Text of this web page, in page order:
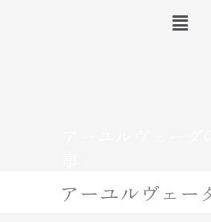
メ
ニ
アーユルヴェー